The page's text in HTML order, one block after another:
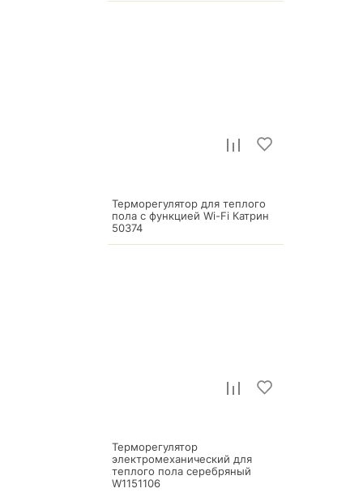
Терморегулятор для теплого
пола с функцией Wi-Fi Катрин
50374
7 840
Терморегулятор
электромеханический для
теплого пола серебряный
W1151106
5 440 р.